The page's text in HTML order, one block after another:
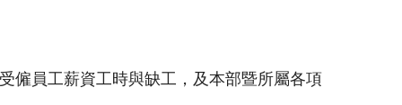
僱員工薪資工時與缺工，及本部暨所屬各項